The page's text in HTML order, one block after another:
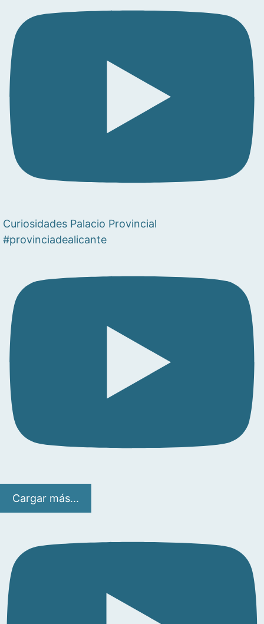
Curiosidades Palacio Provincial
#provinciadealicante
Cargar más...